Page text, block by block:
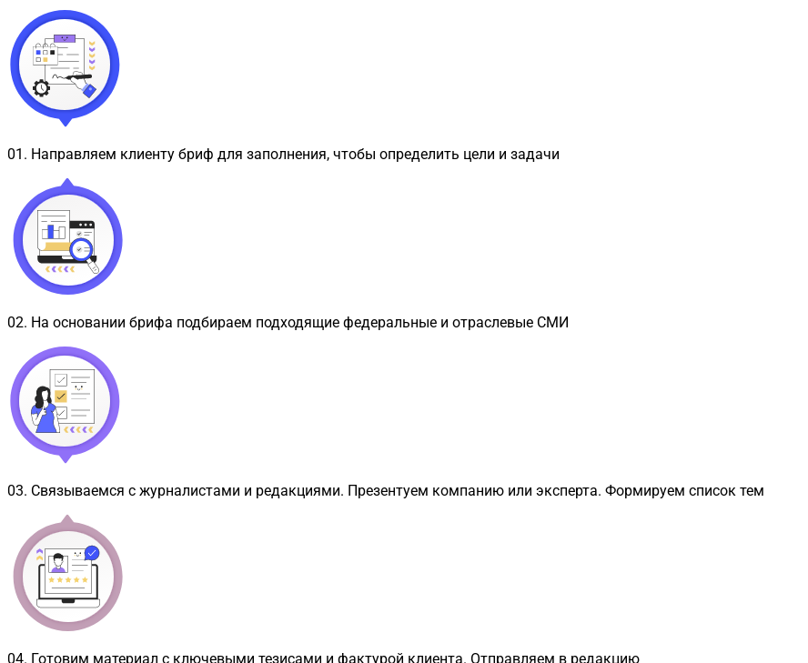
01 . Направляем клиенту бриф для заполнения, чтобы определить цели и задачи
02. На основании брифа подбираем подходящие федеральные и отраслевые СМИ
03. Связываемся с журналистами и редакциями. Презентуем компанию или эксперта. Формируем список тем
04. Готовим материал с ключевыми тезисами и фактурой клиента. Отправляем в редакцию